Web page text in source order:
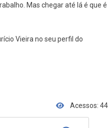
Mas chegar até lá é que é
Vieira no seu perfil do
Acessos: 44